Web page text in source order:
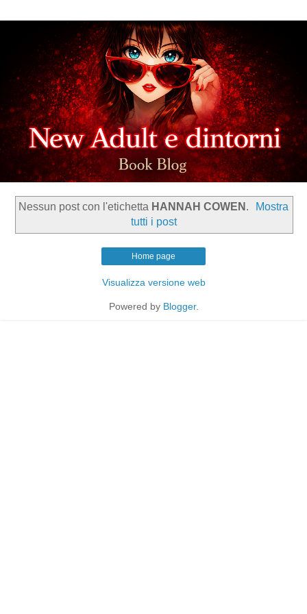
Nessun post con l'etichetta HANNAH COWEN .
Mostra
tutti i post
Home page
Visualizza versione web
Powered by Blogger.